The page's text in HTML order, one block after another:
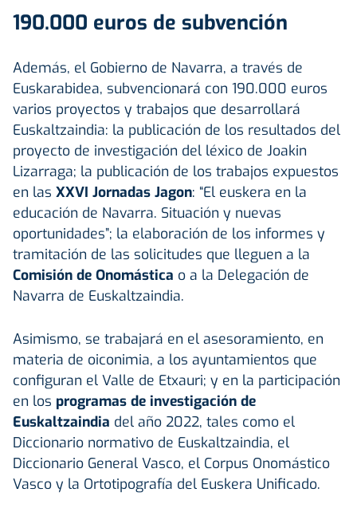
190.000 euros de subvención
Además, el Gobierno de Navarra, a través de
Euskarabidea, subvencionará con 190.000 euros
varios proyectos y trabajos que desarrollará
Euskaltzaindia: la publicación de los resultados del
proyecto de investigación del léxico de Joakin
Lizarraga; la publicación de los trabajos expuestos
en las XXVI Jornadas Jagon: “El euskera en la
educación de Navarra. Situación y nuevas
oportunidades”; la elaboración de los informes y
tramitación de las solicitudes que lleguen a la
Comisión de Onomástica o a la Delegación de
Navarra de Euskaltzaindia.
Asimismo, se trabajará en el asesoramiento, en
materia de oiconimia, a los ayuntamientos que
configuran el Valle de Etxauri; y en la participación
en los programas de investigación de
Euskaltzaindia del año 2022, tales como el
Diccionario normativo de Euskaltzaindia, el
Diccionario General Vasco, el Corpus Onomástico
Vasco y la Ortotipografía del Euskera Unificado.